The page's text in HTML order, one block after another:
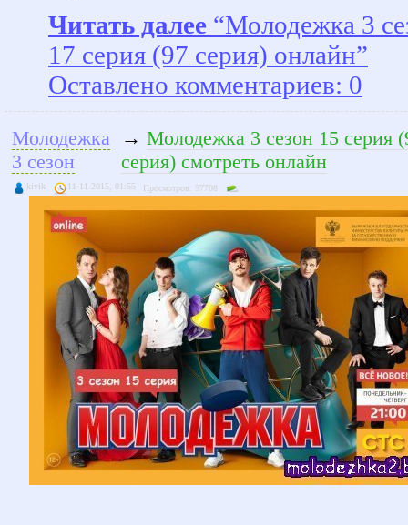
Читать далее “Молодежка 3
17 серия (97 серия) онлайн”
Оставлено комментариев: 0
Молодежка
3 сезон
→ Молодежка 3 сезон 15 серия
серия) смотреть онлайн
kivik 11-11-2015, 01:55 Просмотров: 57708